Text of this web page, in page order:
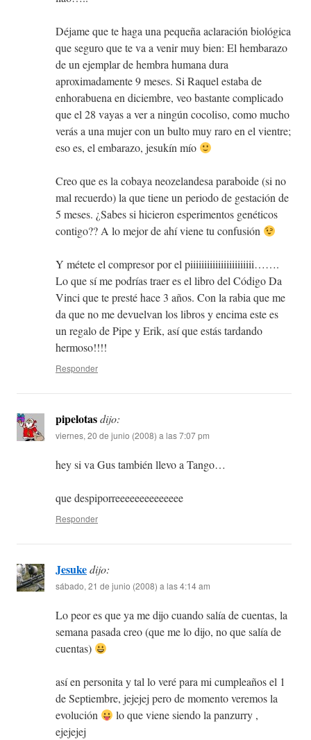
Déjame que te haga una pequeña aclaración biológica
que seguro que te va a venir muy bien: El hembarazo
de un ejemplar de hembra humana dura
aproximadamente 9 meses. Si Raquel estaba de
enhorabuena en diciembre, veo bastante complicado
que el 28 vayas a ver a ningún cocoliso, como mucho
verás a una mujer con un bulto muy raro en el vientre;
eso es, el embarazo, jesukín mío
Creo que es la cobaya neozelandesa paraboide (si no
mal recuerdo) la que tiene un periodo de gestación de
5 meses. ¿Sabes si hicieron esperimentos genéticos
contigo?? A lo mejor de ahí viene tu confusión
Y métete el compresor por el piiiiiiiiiiiiiiiiiiiiiii…….
Lo que sí me podrías traer es el libro del Código Da
Vinci que te presté hace 3 años. Con la rabia que me
da que no me devuelvan los libros y encima este es
un regalo de Pipe y Erik, así que estás tardando
hermoso!!!!
Responder
pipelotasdijo:
viernes, 20 de junio (2008) a las 7:07 pm
hey si va Gus también llevo a Tango…
que despiporreeeeeeeeeeeeee
Responder
Jesukedijo:
sábado, 21 de junio (2008) a las 4:14 am
Lo peor es que ya me dijo cuando salía de cuentas, la
semana pasada creo (que me lo dijo, no que salía de
cuentas)
así en personita y tal lo veré para mi cumpleaños el 1
de Septiembre, jejejej pero de momento veremos la
evolución
lo que viene siendo la panzurry ,
ejejejej